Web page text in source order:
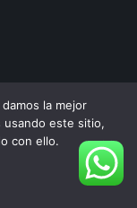
la mejor
usando este sitio,
con ello.